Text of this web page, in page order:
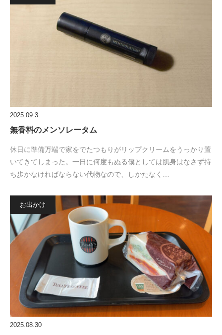
2025.09.3
無香料のメンソレータム
休日に準備万端で家をでたつもりがリップクリームをうっかり置
いてきてしまった。一日に何度もぬる僕としては肌身はなさず持
ち歩かなければならない代物なので、しかたなく…
お出かけ
2025.08.30